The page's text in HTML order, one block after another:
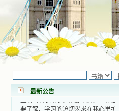
最新公告
小德兰爱心书屋最新公告 有一天，我
做了一个奇怪的梦，至今让我难忘。
梦中，我看到一本打开的用石头做的
书，我用舌头去舔它，觉得有一种甜
味，我就更用力去舔，最后从这本书
里流出活水来了。从那以后，一种想
要了解、学习的迫切渴求在我心里扩